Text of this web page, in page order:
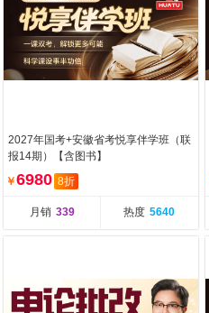
2027年国考+安徽省考悦享伴学班（联
报14期）【含图书】
￥6980 8折
月销 339 热度 5640